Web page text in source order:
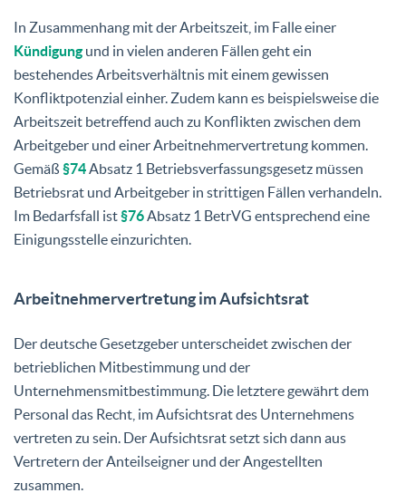
In Zusammenhang mit der Arbeitszeit, im Falle einer
Kündigungund in vielen anderen Fällen geht ein
bestehendes Arbeitsverhältnis mit einem gewissen
Konfliktpotenzial einher. Zudem kann es beispielsweise die
Arbeitszeit betreffend auch zu Konflikten zwischen dem
Arbeitgeber und einer Arbeitnehmervertretung kommen.
Gemäß §74Absatz 1 Betriebsverfassungsgesetz müssen
Betriebsrat und Arbeitgeber in strittigen Fällen verhandeln.
Im Bedarfsfall ist§76Absatz 1 BetrVG entsprechend eine
Einigungsstelle einzurichten.
Arbeitnehmervertretung im Aufsichtsrat
Der deutsche Gesetzgeber unterscheidet zwischen der
betrieblichen Mitbestimmung und der
Unternehmensmitbestimmung. Die letztere gewährt dem
Personal das Recht, im Aufsichtsrat des Unternehmens
vertreten zu sein. Der Aufsichtsrat setzt sich dann aus
Vertretern der Anteilseigner und der Angestellten
zusammen.